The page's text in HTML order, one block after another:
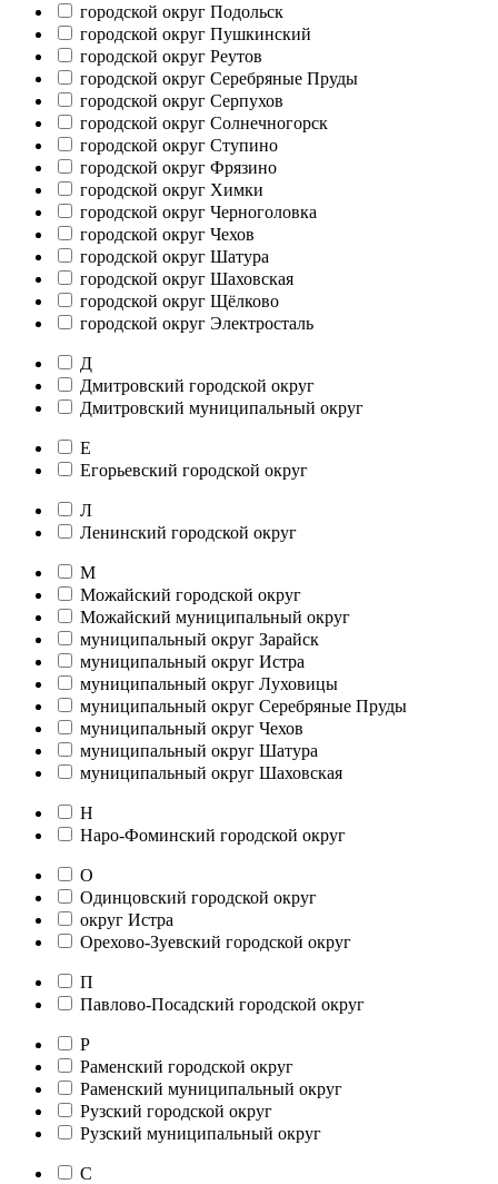
городской округ Подольск
городской округ Пушкинский
городской округ Реутов
городской округ Серебряные Пруды
городской округ Серпухов
городской округ Солнечногорск
городской округ Ступино
городской округ Фрязино
городской округ Химки
городской округ Черноголовка
городской округ Чехов
городской округ Шатура
городской округ Шаховская
городской округ Щёлково
городской округ Электросталь
Д
Дмитровский городской округ
Дмитровский муниципальный округ
Е
Егорьевский городской округ
Л
Ленинский городской округ
М
Можайский городской округ
Можайский муниципальный округ
муниципальный округ Зарайск
муниципальный округ Истра
муниципальный округ Луховицы
муниципальный округ Серебряные Пруды
муниципальный округ Чехов
муниципальный округ Шатура
муниципальный округ Шаховская
Н
Наро-Фоминский городской округ
О
Одинцовский городской округ
округ Истра
Орехово-Зуевский городской округ
П
Павлово-Посадский городской округ
Р
Раменский городской округ
Раменский муниципальный округ
Рузский городской округ
Рузский муниципальный округ
С